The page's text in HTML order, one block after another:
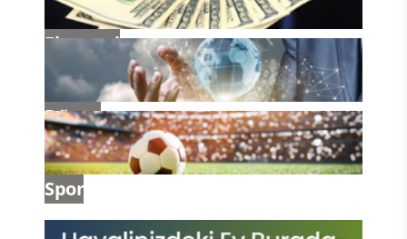
Ekonomi
Dünya
Spor